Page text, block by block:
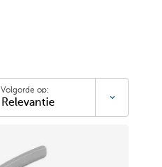
Volgorde op: